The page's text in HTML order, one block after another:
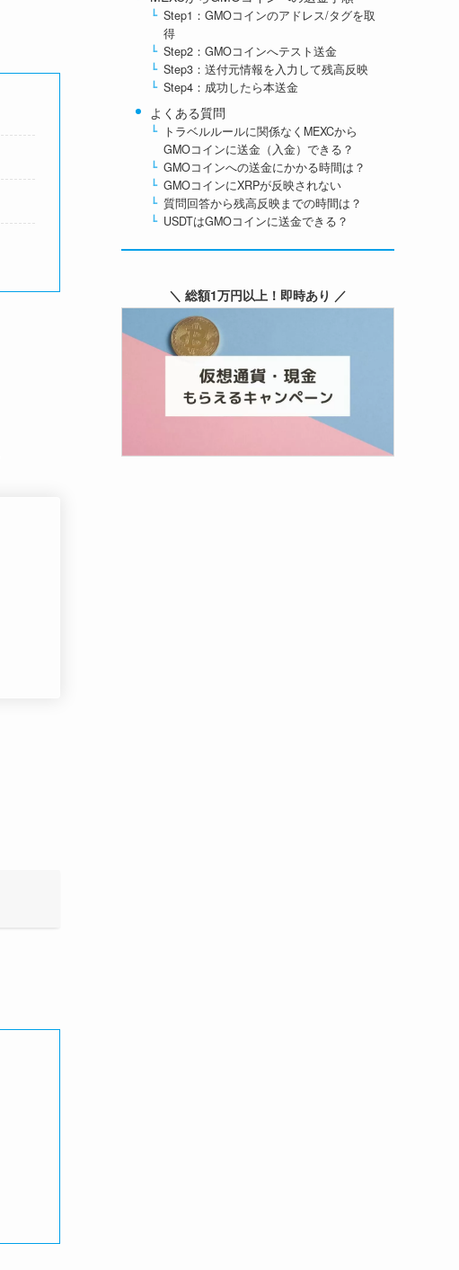
Step1：GMOコインのアドレス/タグを取
得
Step2：GMOコインへテスト送金
Step3：送付元情報を入力して残高反映
Step4：成功したら本送金
よくある質問
トラベルルールに関係なくMEXCから
GMOコインに送金（入金）できる？
GMOコインへの送金にかかる時間は？
GMOコインにXRPが反映されない
質問回答から残高反映までの時間は？
USDTはGMOコインに送金できる？
＼ 総額1万円以上！即時あり ／